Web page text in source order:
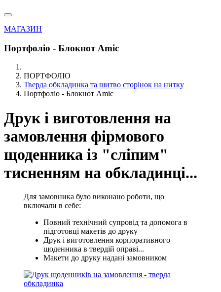
МАГАЗИН
Портфоліо - Блокнот Amic
ПОРТФОЛІО
Тверда обкладинка та шитво сторінок на нитку
Портфоліо - Блокнот Amic
Друк і виготовлення на
замовлення фірмового
щоденника із "сліпим"
тисненням на обкладинці...
Для замовника було виконано роботи, що
включали в себе:
Повний технічний супровід та допомога в
підготовці макетів до друку
Друк і виготовлення корпоративного
щоденника в твердій оправі...
Макети до друку надані замовником